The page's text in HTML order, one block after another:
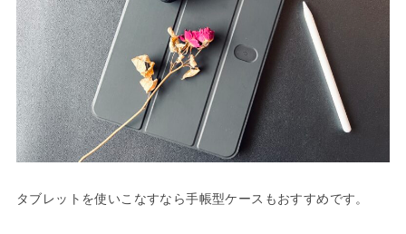
タブレットを使いこなすなら手帳型ケースもおすすめです。